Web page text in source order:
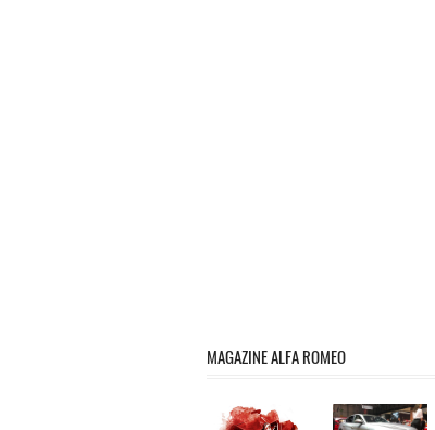
MAGAZINE ALFA ROMEO